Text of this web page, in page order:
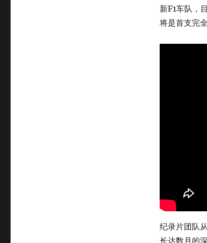
新F1车队，
将是首支完
纪录片团队
长达数月的